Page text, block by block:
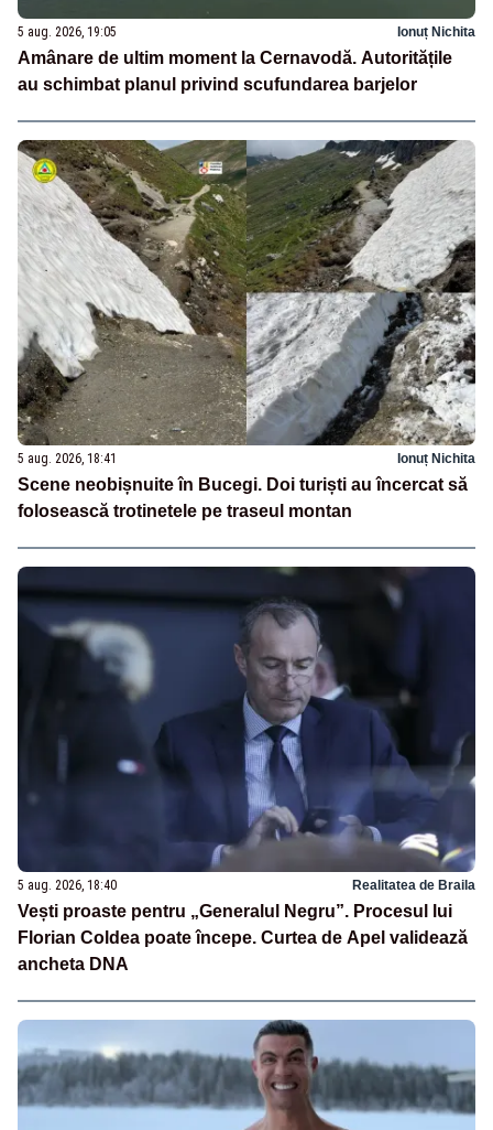
5 aug. 2026, 19:05 Ionuț Nichita
Amânare de ultim moment la Cernavodă. Autoritățile
au schimbat planul privind scufundarea barjelor
5 aug. 2026, 18:41 Ionuț Nichita
Scene neobișnuite în Bucegi. Doi turiști au încercat să
folosească trotinetele pe traseul montan
5 aug. 2026, 18:40 Realitatea de Braila
Vești proaste pentru „Generalul Negru”. Procesul lui
Florian Coldea poate începe. Curtea de Apel validează
ancheta DNA